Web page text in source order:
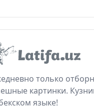
только
картинки.
языке!